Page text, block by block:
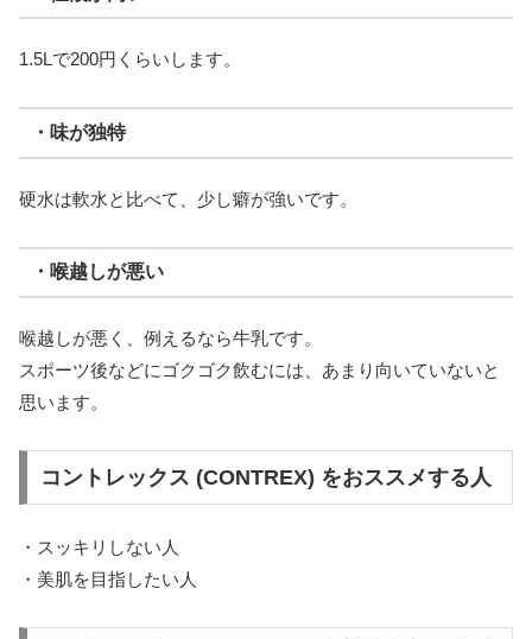
1.5Lで200円くらいします。
・味が独特
硬水は軟水と比べて、少し癖が強いです。
・喉越しが悪い
喉越しが悪く、例えるなら牛乳です。
スポーツ後などにゴクゴク飲むには、あまり向いていないと
思います。
コントレックス (CONTREX) をおススメする人
・スッキリしない人
・美肌を目指したい人